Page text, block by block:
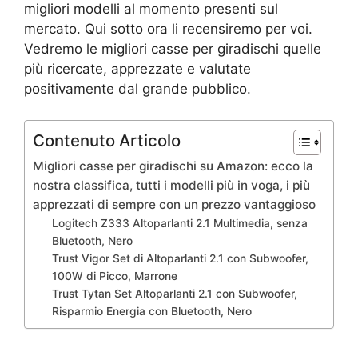
migliori modelli al momento presenti sul
mercato. Qui sotto ora li recensiremo per voi.
Vedremo le migliori casse per giradischi quelle
più ricercate, apprezzate e valutate
positivamente dal grande pubblico.
Contenuto Articolo
Migliori casse per giradischi su Amazon: ecco la
nostra classifica, tutti i modelli più in voga, i più
apprezzati di sempre con un prezzo vantaggioso
Logitech Z333 Altoparlanti 2.1 Multimedia, senza
Bluetooth, Nero
Trust Vigor Set di Altoparlanti 2.1 con Subwoofer,
100W di Picco, Marrone
Trust Tytan Set Altoparlanti 2.1 con Subwoofer,
Risparmio Energia con Bluetooth, Nero